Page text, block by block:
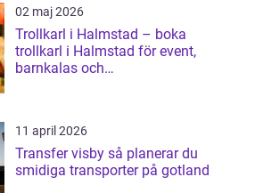
02 maj 2026
Trollkarl i Halmstad – boka
trollkarl i Halmstad för event,
barnkalas och
11 april 2026
Transfer visby så planerar du
smidiga transporter på gotland